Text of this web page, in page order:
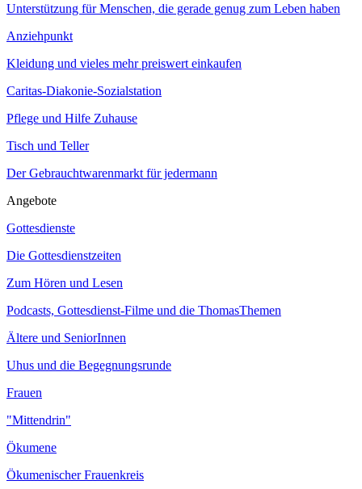
Unterstützung für Menschen, die gerade genug zum Leben haben
Anziehpunkt
Kleidung und vieles mehr preiswert einkaufen
Caritas-Diakonie-Sozialstation
Pflege und Hilfe Zuhause
Tisch und Teller
Der Gebrauchtwarenmarkt für jedermann
Angebote
Gottesdienste
Die Gottesdienstzeiten
Zum Hören und Lesen
Podcasts, Gottesdienst-Filme und die ThomasThemen
Ältere und SeniorInnen
Uhus und die Begegnungsrunde
Frauen
"Mittendrin"
Ökumene
Ökumenischer Frauenkreis